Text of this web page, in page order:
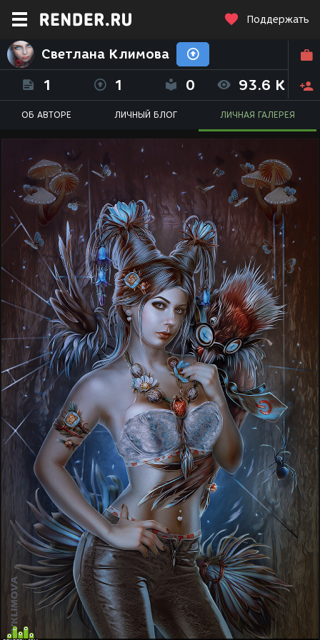
Поддержать
Светлана Климова
1 1 0 93.6 K
ОБ АВТОРЕ ЛИЧНЫЙ БЛОГ ЛИЧНАЯ ГАЛЕРЕЯ